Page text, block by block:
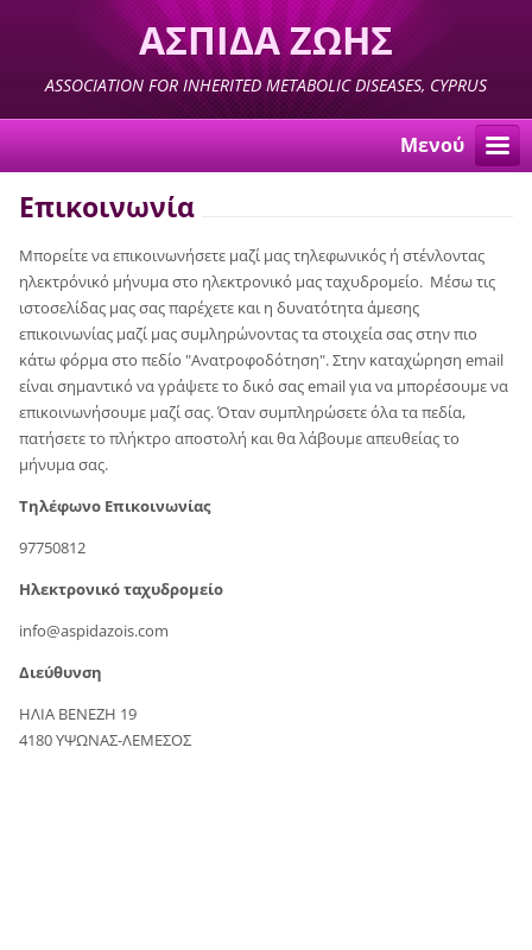
ΑΣΠΙΔΑ ΖΩΗΣ
ASSOCIATION FOR INHERITED METABOLIC DISEASES, CYPRUS
Μενού
Επικοινωνία
Μπορείτε να επικοινωνήσετε μαζί μας τηλεφωνικός ή στένλοντας
ηλεκτρόνικό μήνυμα στο ηλεκτρονικό μας ταχυδρομείο. Μέσω τις
ιστοσελίδας μας σας παρέχετε και η δυνατότητα άμεσης
επικοινωνίας μαζί μας συμληρώνοντας ταστοιχεία σας στην πιο
κάτω φόρμα στο πεδίο "Ανατροφοδότηση". Στην καταχώρηση email
είναι σημαντικό να γράψετε το δικό σας email για να μπορέσουμε να
επικοινωνήσουμε μαζί σας. Όταν συμπληρώσετε όλα τα πεδία,
πατήσετε το πλήκτρο αποστολή και θα λάβουμε απευθείας το
μήνυμα σας.
Τηλέφωνο Επικοινωνίας
97750812
Ηλεκτρονικό ταχυδρομείο
info@aspidazois.com
Διεύθυνση
ΗΛΙΑ ΒΕΝΕΖΗ 19
4180 ΥΨΩΝΑΣ-ΛΕΜΕΣΟΣ